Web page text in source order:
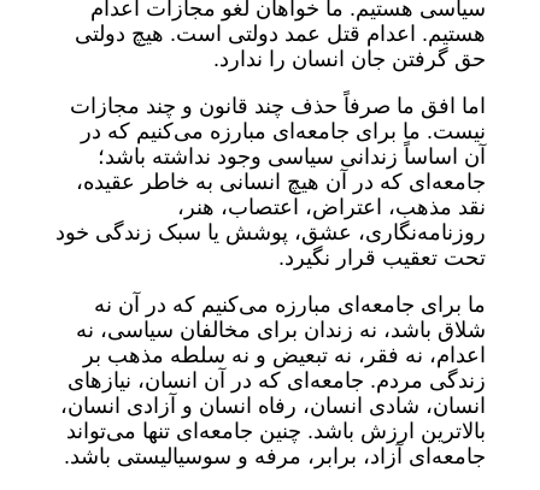
سیاسی هستیم. ما خواهان لغو مجازات اعدام
هستیم. اعدام قتل عمد دولتی است. هیچ دولتی
حق گرفتن جان انسان را ندارد.
اما افق ما صرفاً حذف چند قانون و چند مجازات
نیست. ما برای جامعه‌ای مبارزه می‌کنیم که در
آن اساساً زندانی سیاسی وجود نداشته باشد؛
جامعه‌ای که در آن هیچ انسانی به خاطر عقیده،
نقد مذهب، اعتراض، اعتصاب، هنر،
روزنامه‌نگاری، عشق، پوشش یا سبک زندگی خود
تحت تعقیب قرار نگیرد.
ما برای جامعه‌ای مبارزه می‌کنیم که در آن نه
شلاق باشد، نه زندان برای مخالفان سیاسی، نه
اعدام، نه فقر، نه تبعیض و نه سلطه مذهب بر
زندگی مردم. جامعه‌ای که در آن انسان، نیازهای
انسان، شادی انسان، رفاه انسان و آزادی انسان،
بالاترین ارزش باشد. چنین جامعه‌ای تنها می‌تواند
جامعه‌ای آزاد، برابر، مرفه و سوسیالیستی باشد.